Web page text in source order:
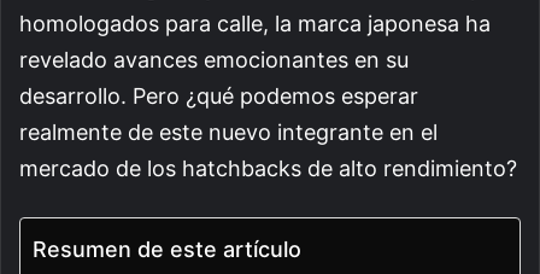
homologados para calle, la marca japonesa ha
revelado avances emocionantes en su
desarrollo. Pero ¿qué podemos esperar
realmente de este nuevo integrante en el
mercado de los hatchbacks de alto rendimiento?
Resumen de este artículo